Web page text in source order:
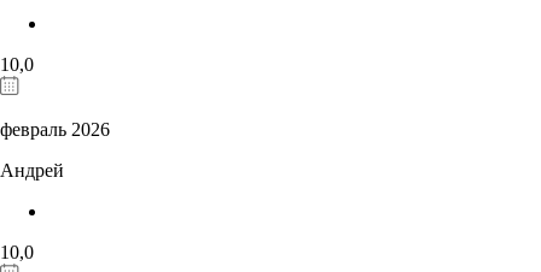
10,0
февраль 2026
Андрей
10,0